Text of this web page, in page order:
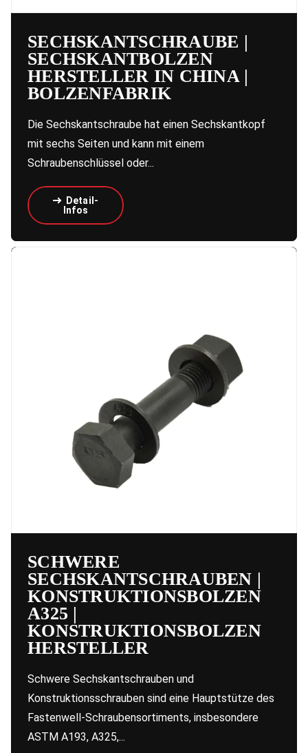
SECHSKANTSCHRAUBE |
SECHSKANTBOLZEN
HERSTELLER IN CHINA |
BOLZENFABRIK
Die Sechskantschraube hat einen Sechskantkopf
mit sechs Seiten und kann mit einem
Schraubenschlüssel oder...
Detail-
Infos
SCHWERE
SECHSKANTSCHRAUBEN |
KONSTRUKTIONSBOLZEN
A325 |
KONSTRUKTIONSBOLZEN
HERSTELLER
Schwere Sechskantschrauben und
Konstruktionsschrauben sind eine Hauptstütze des
Fastenwell-Schraubensortiments, insbesondere
ASTM A193, A325,...